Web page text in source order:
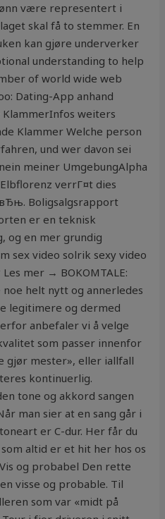
være representert i
skal få to stemmer. En
kan gjøre underverker
understanding to help
of world wide web
Dating-App anhand
weiters
Klammer Welche person
und wer davon sei
meiner UmgebungAlpha
verrГ¤t dies
Boligsalgsrapport
er en teknisk
og en mer grundig
sex video solrik sexy video
mer → BOKOMTALE:
helt nytt og annerledes
legitimere og dermed
anbefaler vi å velge
som passer innenfor
gjør mester», eller iallfall
kontinuerlig.
tone og akkord sangen
man sier at en sang går i
er C-dur. Her får du
altid er et hit her hos os
og probabel Den rette
visse og probable. Til
som var «midt på